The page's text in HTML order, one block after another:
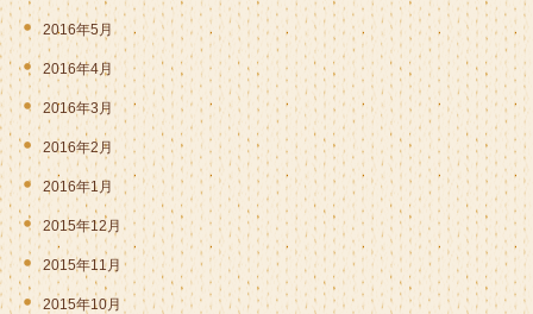
2016年5月
2016年4月
2016年3月
2016年2月
2016年1月
2015年12月
2015年11月
2015年10月